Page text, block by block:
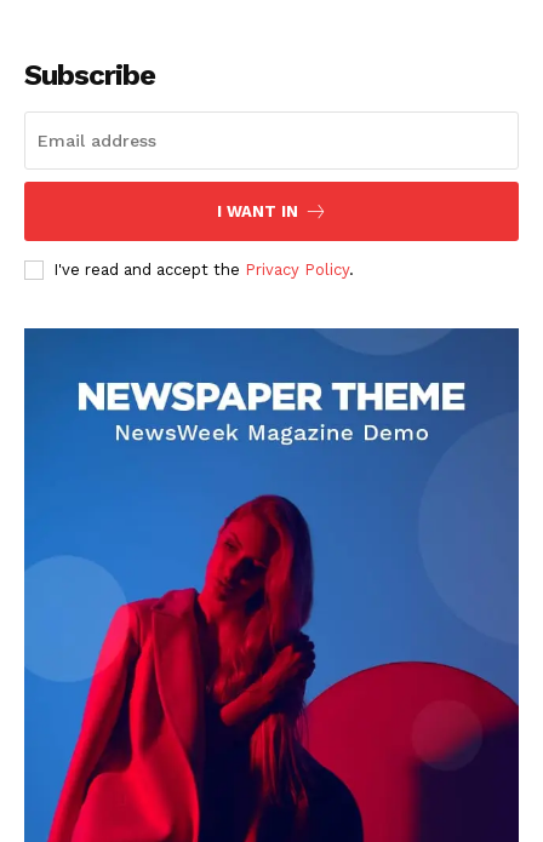
DOWNLOAD NOW
AIN NEWS 1
Contact Us
Privacy Policy
Terms of Use Agreement
Facebook
X WhatsApp
Share
Subscribe
I WANT IN
I've read and accept the Privacy Policy.